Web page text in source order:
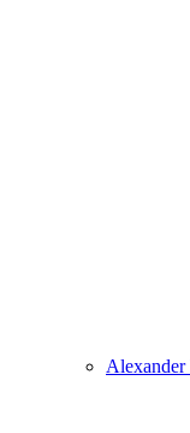
Alexander